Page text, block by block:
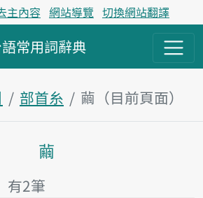
主內容 網站導覽 切換網站翻譯
常用詞辭典
部首糸 繭（目前頁面）
主內容區塊
繭
有2筆